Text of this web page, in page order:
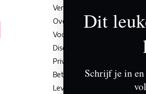
Verkooppunten
Over Tessa Koops
Voorwaarden & Condities
Disclaimer
Privacy Beleid
Betalingen
Leveringen en retouren
Dit
Schrijf je in